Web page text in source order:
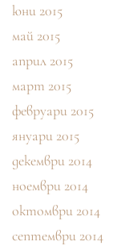
юни 2015
май 2015
април 2015
март 2015
февруари 2015
януари 2015
декември 2014
ноември 2014
октомври 2014
септември 2014